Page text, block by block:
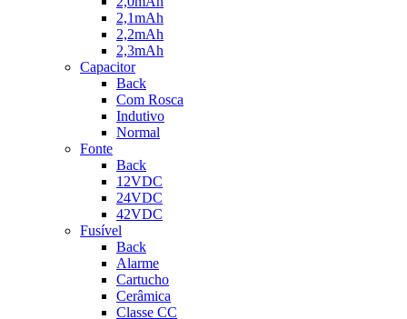
2,1mAh
2,2mAh
2,3mAh
Capacitor
Back
Com Rosca
Indutivo
Normal
Fonte
Back
12VDC
24VDC
42VDC
Fusível
Back
Alarme
Cartucho
Cerâmica
Classe CC